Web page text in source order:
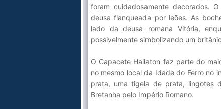
foram cuidadosamente decorados.
deusa flanqueada por leões. As
lado da deusa romana Vitória,
possivelmente simbolizando um
O Capacete Hallaton faz parte do
no mesmo local da Idade do Ferro no
prata, uma tigela de prata, lingotes
Bretanha pelo Império Romano.